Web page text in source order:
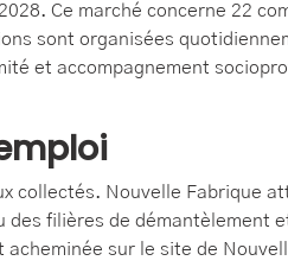
Ce marché concerne 22
sont organisées
et accompagnement
collectés. Nouvelle Fabrique
filières de démantèlement
sur le site de